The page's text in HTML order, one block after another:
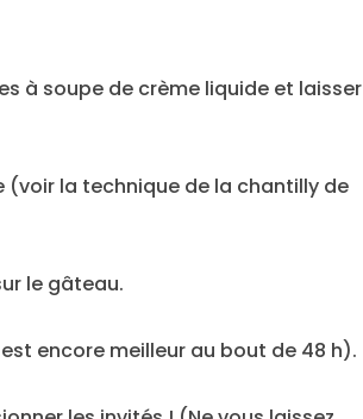
à soupe de crème liquide et laisser
(voir la technique de la chantilly de
le gâteau.
encore meilleur au bout de 48 h).